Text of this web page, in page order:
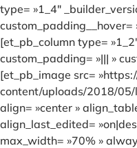
type= »1_4″
custom_padding__hover=
[et_pb_column type=
custom_padding= »||| »
[et_pb_image src=
content/uploads/2018/
align= »center »
align_last_edited=
max_width= »70% »